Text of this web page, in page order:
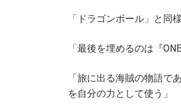
「ドラゴンボール」と同
「最後を埋めるのは『
「旅に出る海賊の物語で
を自分の力として使う」